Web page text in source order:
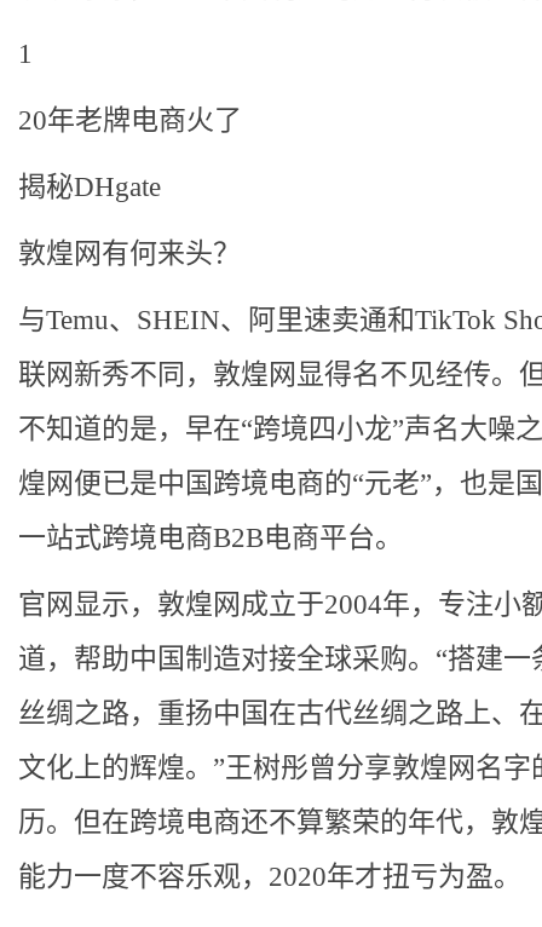
1
20年老牌电商火了
揭秘DHgate
敦煌网有何来头？
与Temu、SHEIN、阿里速卖通和TikTok
联网新秀不同，敦煌网显得名不见经传。
不知道的是，早在“跨境四小龙”声名大噪
煌网便已是中国跨境电商的“元老”，也是
一站式跨境电商B2B电商平台。
官网显示，敦煌网成立于2004年，专注小
道，帮助中国制造对接全球采购。“搭建一
丝绸之路，重扬中国在古代丝绸之路上、
文化上的辉煌。”王树彤曾分享敦煌网名字
历。但在跨境电商还不算繁荣的年代，敦
能力一度不容乐观，2020年才扭亏为盈。